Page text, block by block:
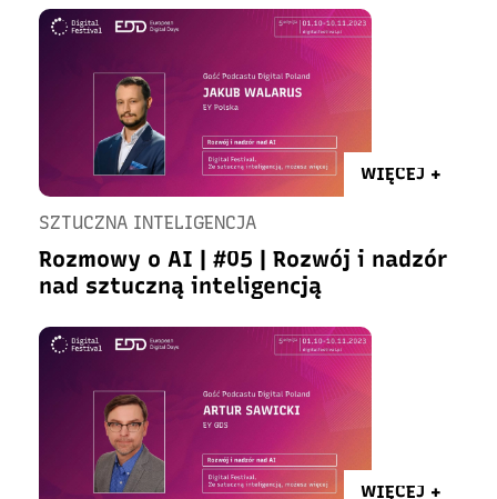
WIĘCEJ +
SZTUCZNA INTELIGENCJA
Rozmowy o AI | #05 | Rozwój i nadzór
nad sztuczną inteligencją
WIĘCEJ +